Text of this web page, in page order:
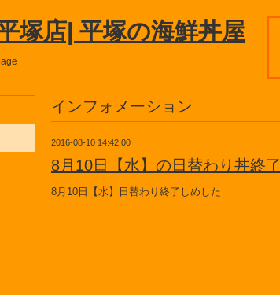
塚店| 平塚の海鮮丼屋
インフォメーション
2016-08-10 14:42:00
8月10日【水】の日替わり丼終了
8月10日【水】日替わり終了しめした